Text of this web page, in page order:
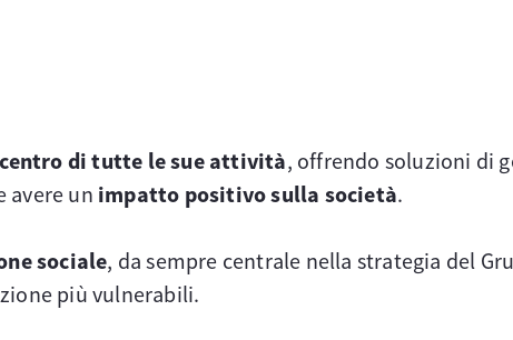
di tutte le sue attività, offrendo soluzioni di
avere un impatto positivo sulla società.
sociale, da sempre centrale nella strategia del
più vulnerabili.